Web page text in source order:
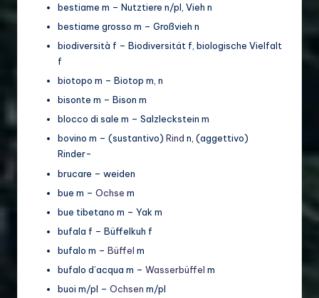
bestiame m – Nutztiere n/pl, Vieh n
bestiame grosso m – Großvieh n
biodiversità f – Biodiversität f, biologische Vielfalt
f
biotopo m – Biotop m, n
bisonte m – Bison m
blocco di sale m – Salzleckstein m
bovino m – (sustantivo) Rind n, (aggettivo)
Rinder-
brucare – weiden
bue m – Ochse m
bue tibetano m – Yak m
bufala f – Büffelkuh f
bufalo m – Büffel m
bufalo d’acqua m – Wasserbüffel m
buoi m/pl – Ochsen m/pl